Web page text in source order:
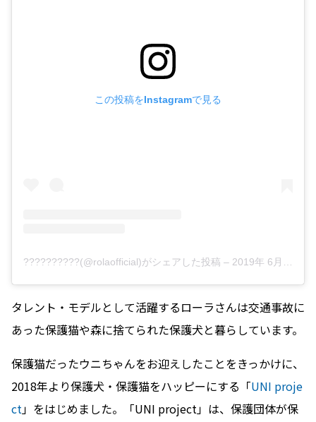
この投稿をInstagramで見る
??????????(@rolaofficial)がシェアした投稿 – 2019年 6月月15日午後6時08分PDT
タレント・モデルとして活躍するローラさんは交通事故に
あった保護猫や森に捨てられた保護犬と暮らしています。
保護猫だったウニちゃんをお迎えしたことをきっかけに、
2018年より保護犬・保護猫をハッピーにする「UNI proje
ct」をはじめました。「UNI project」は、保護団体が保